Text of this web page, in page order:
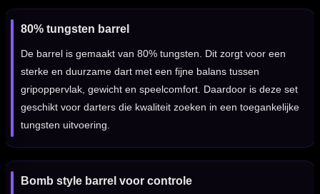
80% tungsten barrel
De barrel is gemaakt van 80% tungsten. Dit zorgt voor een
sterke en duurzame dart met een fijne balans tussen
gripoppervlak, gewicht en speelcomfort. Daardoor is deze set
geschikt voor darters die kwaliteit zoeken in een toegankelijke
tungsten uitvoering.
Bomb style barrel voor controle